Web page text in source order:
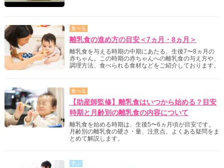
食べる
離乳食の進め方の目安＜7ヵ月・8ヵ月＞
離乳食を与える時期の中期にあたる、生後7〜8ヵ月の
赤ちゃん。この時期の赤ちゃんへの離乳食の与え方や、
調理方法、食べられる食材などをご紹介しております。
食べる
【助産師監修】離乳食はいつから始める？目安
時期と月齢別の離乳食の内容について
離乳食を始める時期は、生後5〜6ヵ月頃が目安です。
月齢別の離乳食の硬さ・量、注意点、よくある疑問をま
とめて解説します。
学ぶ